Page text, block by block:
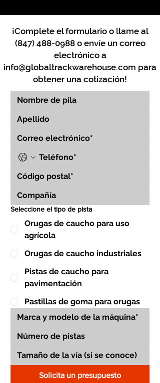
¡Complete el formulario o llame al
(847) 488-0988o envíe un correo
electrónico a
info@globaltrackwarehouse.com para
obtener una cotización!
Seleccione el tipo de pista
Orugas de caucho para uso
agrícola
Orugas de caucho industriales
Pistas de caucho para
pavimentación
Pastillas de goma para orugas
Solicita un presupuesto